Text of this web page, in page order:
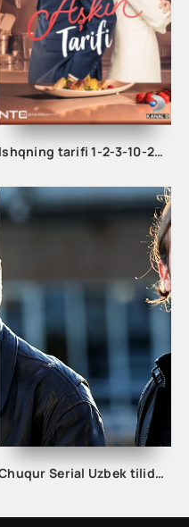
Ishqning tarifi 1-2-3-10-20-30-40-50-60-70-100 qism turk serial Uzbek tilida Barcha qismlar
Chuqur Serial Uzbek tilida 1. 2. 3. 10. 20. 30. 40. 50. 60. 70. 80. 90. 100. 150. 200 Qism O'zbek tilida Chuqir Seryali Barcha qismlar